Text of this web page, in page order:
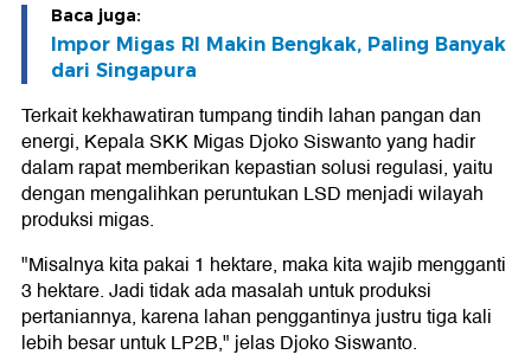
Baca juga:
Impor Migas RI Makin Bengkak, Paling Banyak
dari Singapura
Terkait kekhawatiran tumpang tindih lahan pangan dan
energi, Kepala SKK Migas Djoko Siswanto yang hadir
dalam rapat memberikan kepastian solusi regulasi, yaitu
dengan mengalihkan peruntukan LSD menjadi wilayah
produksi migas.
"Misalnya kita pakai 1 hektare, maka kita wajib mengganti
3 hektare. Jadi tidak ada masalah untuk produksi
pertaniannya, karena lahan penggantinya justru tiga kali
lebih besar untuk LP2B," jelas Djoko Siswanto.